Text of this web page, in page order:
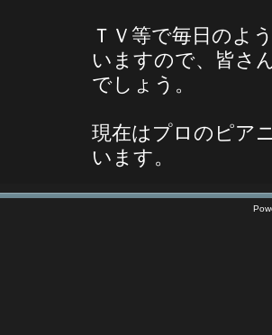
ＴＶ等で毎日のよ
いますので、皆さ
でしょう。
現在はプロのピア
います。